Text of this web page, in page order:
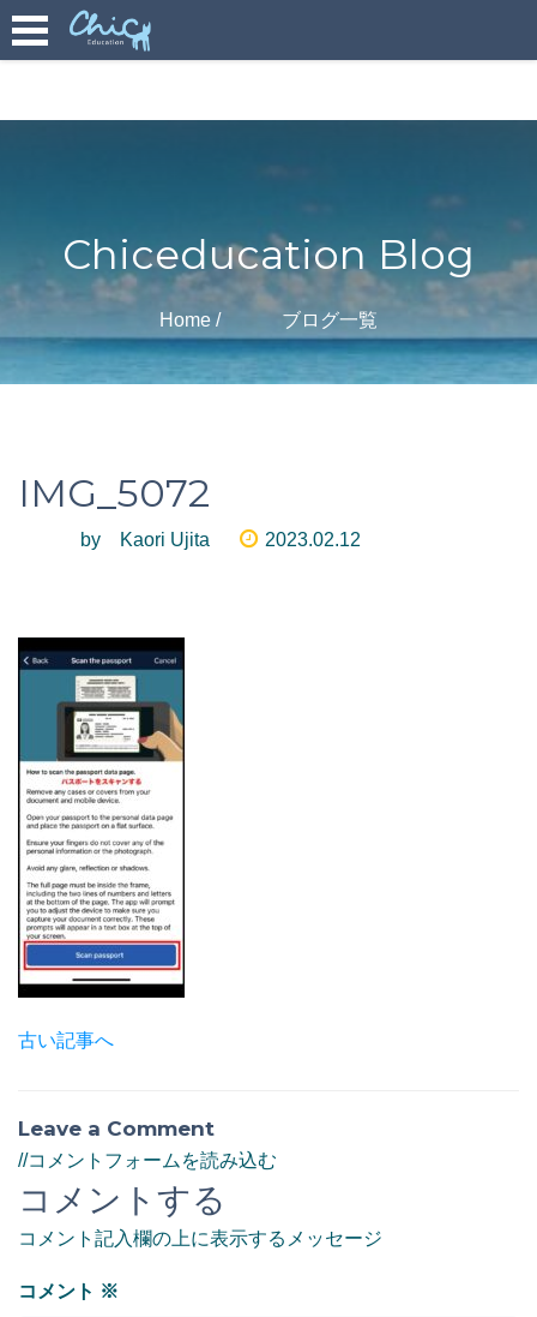
Chiceducation Blog
Home ブログ一覧
IMG_5072
by Kaori Ujita 2023.02.12
古い記事へ
Leave a Comment
//コメントフォームを読み込む
コメントする
コメント記入欄の上に表示するメッセージ
コメント ※